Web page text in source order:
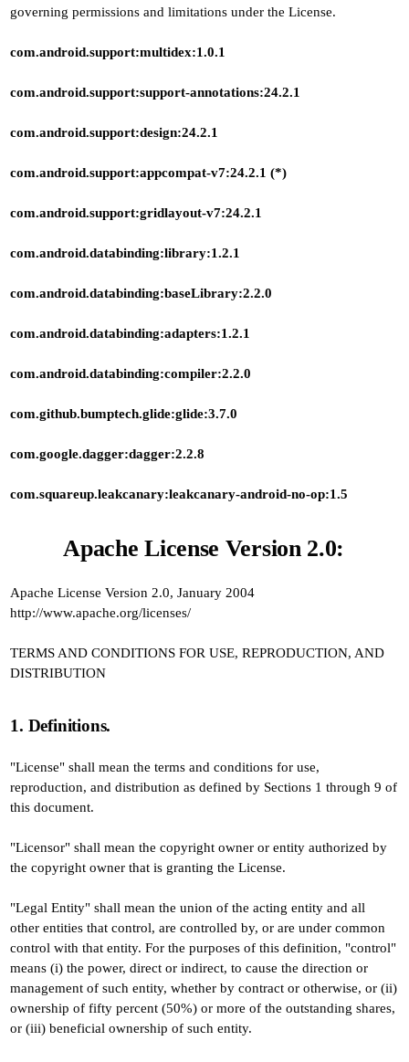
governing permissions and limitations under the License.
com.android.support:multidex:1.0.1
com.android.support:support-annotations:24.2.1
com.android.support:design:24.2.1
com.android.support:appcompat-v7:24.2.1 (*)
com.android.support:gridlayout-v7:24.2.1
com.android.databinding:library:1.2.1
com.android.databinding:baseLibrary:2.2.0
com.android.databinding:adapters:1.2.1
com.android.databinding:compiler:2.2.0
com.github.bumptech.glide:glide:3.7.0
com.google.dagger:dagger:2.2.8
com.squareup.leakcanary:leakcanary-android-no-op:1.5
Apache License Version 2.0:
Apache License Version 2.0, January 2004
http://www.apache.org/licenses/
TERMS AND CONDITIONS FOR USE, REPRODUCTION, AND
DISTRIBUTION
1. Definitions.
"License" shall mean the terms and conditions for use,
reproduction, and distribution as defined by Sections 1 through 9 of
this document.
"Licensor" shall mean the copyright owner or entity authorized by
the copyright owner that is granting the License.
"Legal Entity" shall mean the union of the acting entity and all
other entities that control, are controlled by, or are under common
control with that entity. For the purposes of this definition, "control"
means (i) the power, direct or indirect, to cause the direction or
management of such entity, whether by contract or otherwise, or (ii)
ownership of fifty percent (50%) or more of the outstanding shares,
or (iii) beneficial ownership of such entity.